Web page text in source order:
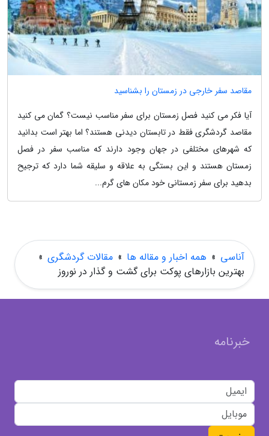
مقاصد سفر خارجی در زمستان را بشناسید
آیا فکر می کنید فصل زمستان برای سفر مناسب نیست؟ گمان می کنید
مقاصد گردشگری فقط در تابستان دیدنی هستند؟ اما بهتر است بدانید
که شهرهای مختلفی در جهان وجود دارند که مناسب سفر در فصل
زمستان هستند و این بستگی به علاقه و سلیقه شما دارد که ترجیح
بدهید برای سفر زمستانی خود مکان های گرم...
آناسی » همه اخبار و مقاله ها » مقالات گردشگری »
بهترین بازارهای پوکت برای گشت و گذار در نوروز
خبرنامه